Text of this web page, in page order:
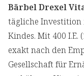
Bärbel Drexel
tägliche Investition
Kindes. Mit 400 I.E.
exakt nach den
Gesellschaft für